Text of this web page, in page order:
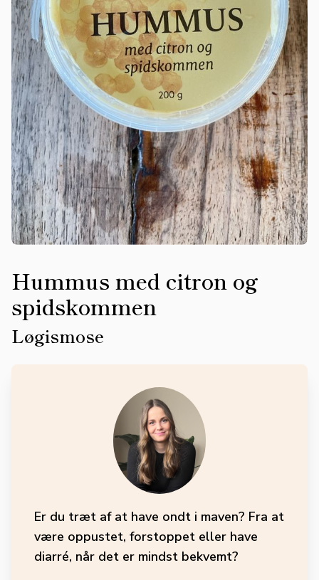
Hummus med citron og
spidskommen
Løgismose
Er du træt af at have ondt i maven? Fra at
være oppustet, forstoppet eller have
diarré, når det er mindst bekvemt?